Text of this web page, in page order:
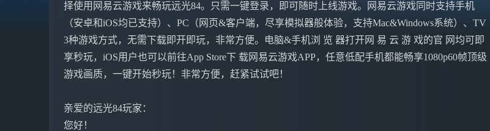
择使用网易云游戏来畅玩远光84。只需一键登录，即可随时上线游戏。网易云游戏同时支持手机
（安卓和iOS均已支持）、PC（网页&客户端，尽享模拟器般体验，支持Mac&Windows系统）、TV
3种游戏方式，无需下载即开即玩，非常方便。电脑&手机浏 览 器打开网 易 云 游 戏的官 网均可即
享秒玩，iOS用户也可以前往App Store下 载网易云游戏APP，任意低配手机都能畅享1080p60帧顶级
游戏画质，一键开始秒玩！非常方便，赶紧试试吧！
亲爱的远光84玩家：
您好！